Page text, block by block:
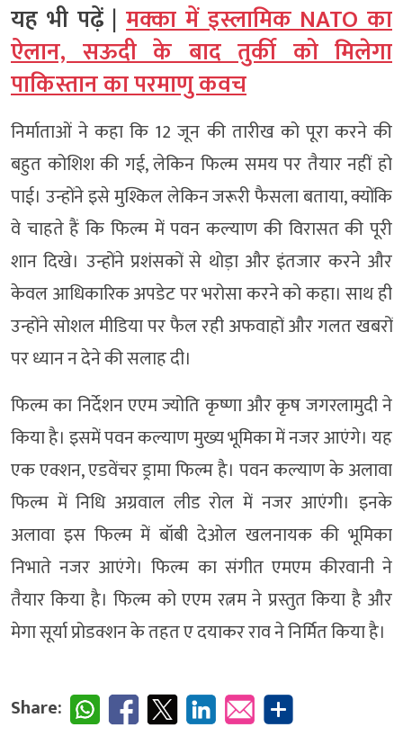
यह भी पढ़ें | मक्का में इस्लामिक NATO का
ऐलान, सऊदी के बाद तुर्की को मिलेगा
पाकिस्तान का परमाणु कवच
निर्माताओं ने कहा कि 12 जून की तारीख को पूरा करने की
बहुत कोशिश की गई, लेकिन फिल्म समय पर तैयार नहीं हो
पाई। उन्होंने इसे मुश्किल लेकिन जरूरी फैसला बताया, क्योंकि
वे चाहते हैं कि फिल्म में पवन कल्याण की विरासत की पूरी
शान दिखे। उन्होंने प्रशंसकों से थोड़ा और इंतजार करने और
केवल आधिकारिक अपडेट पर भरोसा करने को कहा। साथ ही
उन्होंने सोशल मीडिया पर फैल रही अफवाहों और गलत खबरों
पर ध्यान न देने की सलाह दी।
फिल्म का निर्देशन एएम ज्योति कृष्णा और कृष जगरलामुदी ने
किया है। इसमें पवन कल्याण मुख्य भूमिका में नजर आएंगे। यह
एक एक्शन, एडवेंचर ड्रामा फिल्म है। पवन कल्याण के अलावा
फिल्म में निधि अग्रवाल लीड रोल में नजर आएंगी। इनके
अलावा इस फिल्म में बॉबी देओल खलनायक की भूमिका
निभाते नजर आएंगे। फिल्म का संगीत एमएम कीरवानी ने
तैयार किया है। फिल्म को एएम रत्नम ने प्रस्तुत किया है और
मेगा सूर्या प्रोडक्शन के तहत ए दयाकर राव ने निर्मित किया है।
Share: